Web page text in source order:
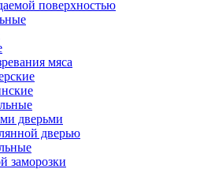
поверхностью
мяса
дверьми
дверью
заморозки